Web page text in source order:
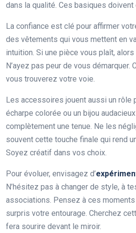
dans la qualité. Ces basiques
La confiance est clé pour affirmer
des vêtements qui vous mettent en
intuition. Si une pièce vous plaît,
N’ayez pas peur de vous démarquer.
vous trouverez votre voie.
Les accessoires jouent aussi un rôle
écharpe colorée ou un bijou
complètement une tenue. Ne les
souvent cette touche finale qui rend
Soyez créatif dans vos choix.
Pour évoluer, envisagez d’
N’hésitez pas à changer de style, à
associations. Pensez à ces
surpris votre entourage. Cherchez
fera sourire devant le miroir.